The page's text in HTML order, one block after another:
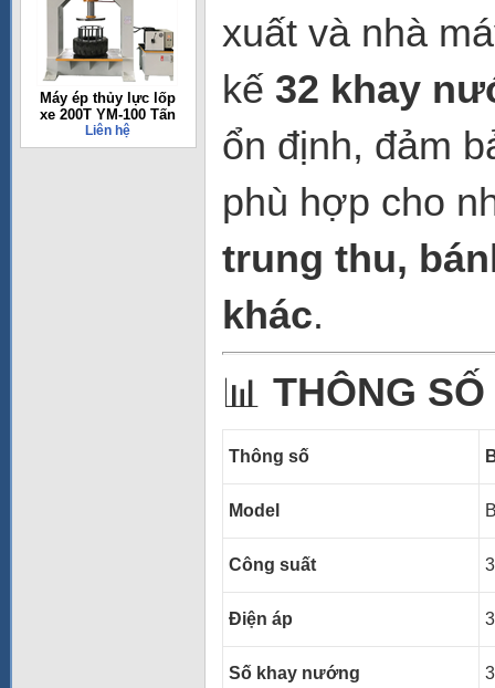
Máy ép thủy lực lốp
xe 200T YM-100 Tấn
Liên hệ
xuất và nhà
kế 32 khay
ổn định, đảm
phù hợp cho
trung thu,
khác.
📊 THÔNG
Thông số
Model
Công suất
Điện áp
Số khay nướng